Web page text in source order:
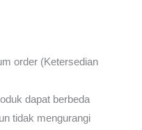
order (Ketersedian
dapat berbeda
tidak mengurangi